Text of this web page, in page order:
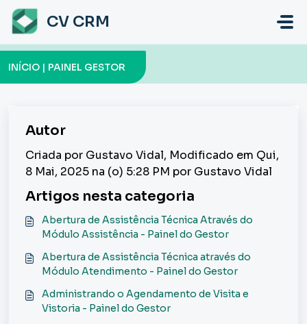
Ir para o conteúdo principal
CV CRM
INÍCIO | PAINEL GESTOR
Autor
Criada por Gustavo Vidal, Modificado em Qui,
8 Mai, 2025 na (o) 5:28 PM por Gustavo Vidal
Artigos nesta categoria
Abertura de Assistência Técnica Através do
Módulo Assistência - Painel do Gestor
Abertura de Assistência Técnica através do
Módulo Atendimento - Painel do Gestor
Administrando o Agendamento de Visita e
Vistoria - Painel do Gestor